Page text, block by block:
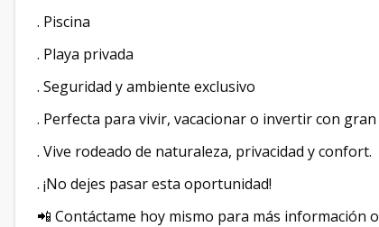
. Piscina
. Playa privada
. Seguridad y ambiente exclusivo
. Perfecta para vivir, vacacionar o invertir con
. Vive rodeado de naturaleza, privacidad y confort.
. ¡No dejes pasar esta oportunidad!
📲 Contáctame hoy mismo para más información